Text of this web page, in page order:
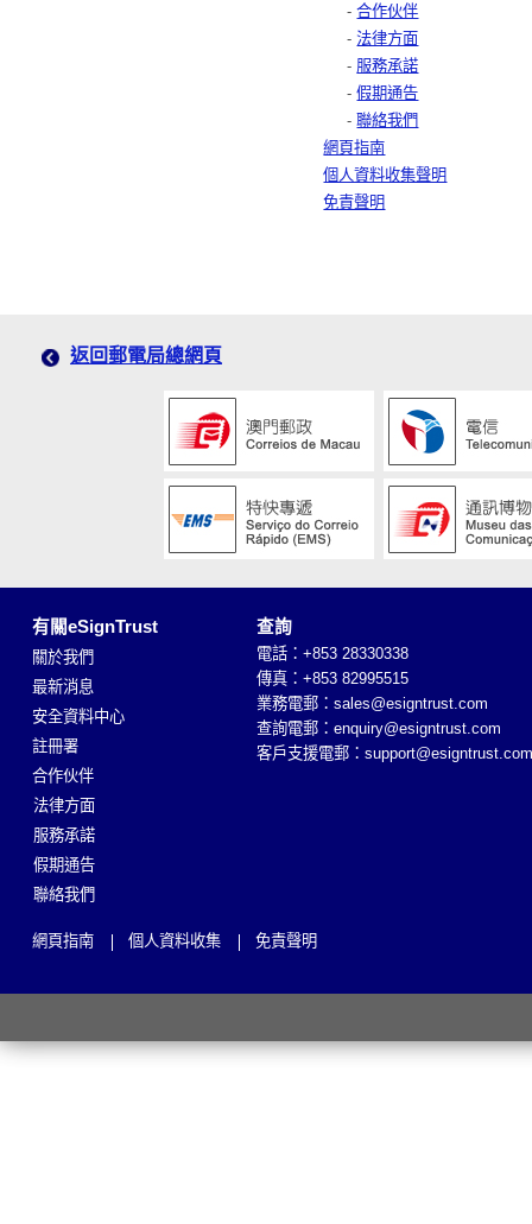
-合作伙伴
-法律方面
- 服務承諾
-假期通告
-聯絡我們
網頁指南
個人資料收集聲明
免責聲明
返回郵電局總網頁
有關eSignTrust
關於我們
最新消息
安全資料中心
註冊署
合作伙伴
法律方面
服務承諾
假期通告
聯絡我們
查詢
電話：+853 28330338
傳真：+853 82995515
業務電郵：sales@esigntrust.com
查詢電郵：enquiry@esigntrust.com
客戶支援電郵：
網頁指南 個人資料收集 免責聲明